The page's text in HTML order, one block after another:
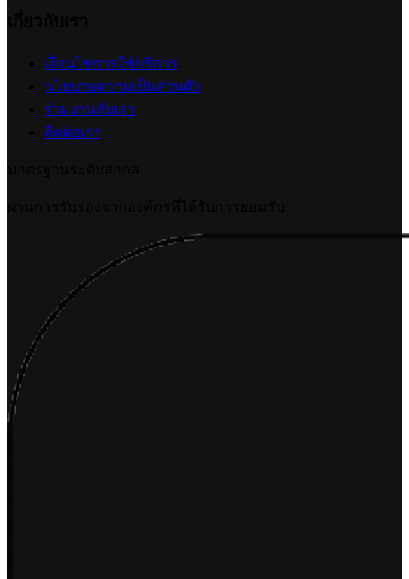
ปรับแต่งการแสดงผลคูปอง (Coupon Display)
2026-07-24 17:50:54